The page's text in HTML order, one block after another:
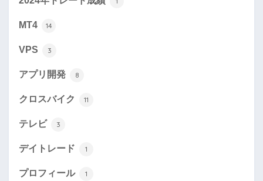
MT4 14
VPS 3
アプリ開発 8
クロスバイク 11
テレビ 3
デイトレード 1
プロフィール 1